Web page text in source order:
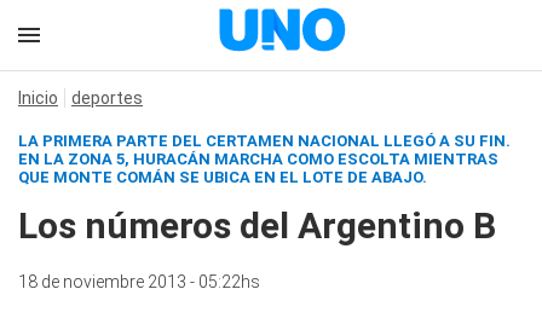
Inicio deportes
LA PRIMERA PARTE DEL CERTAMEN NACIONAL LLEGÓ A SU FIN.
EN LA ZONA 5, HURACÁN MARCHA COMO ESCOLTA MIENTRAS
QUE MONTE COMÁN SE UBICA EN EL LOTE DE ABAJO.
Los números del Argentino B
18 de noviembre 2013 - 05:22hs